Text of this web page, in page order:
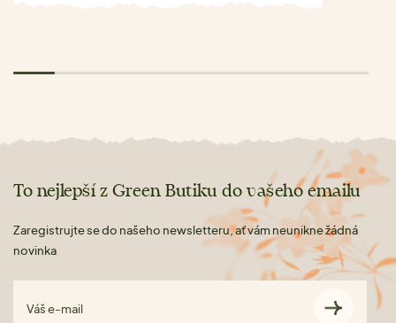
To nejlepší z Green Butiku do vašeho emailu
Zaregistrujte se do našeho newsletteru, ať vám neunikne žádná
novinka
Váš e-mail